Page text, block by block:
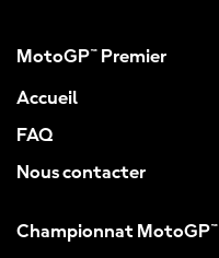
MotoGP™ Premier
Accueil
FAQ
Nous contacter
Championnat MotoGP™